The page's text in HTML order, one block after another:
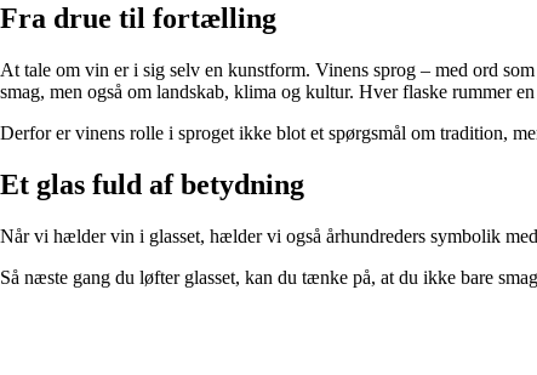
Fra drue til fortælling
At tale om vin er i sig selv en kunstform. Vinens sprog – med ord
smag, men også om landskab, klima og kultur. Hver flaske rummer
Derfor er vinens rolle i sproget ikke blot et spørgsmål om tradition,
Et glas fuld af betydning
Når vi hælder vin i glasset, hælder vi også århundreders symbolik
Så næste gang du løfter glasset, kan du tænke på, at du ikke bare